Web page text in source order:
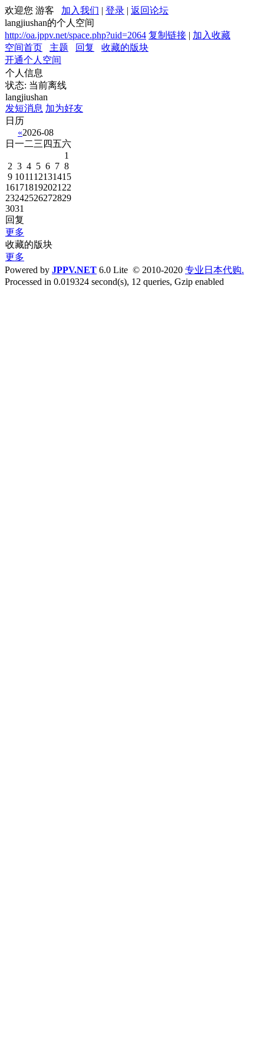
欢迎您 游客 加入我们 | 登录 | 返回论坛
langjiushan的个人空间
http://oa.jppv.net/space.php?uid=2064 复制链接 | 加入收藏
空间首页
主题 回复
收藏的版块
开通个人空间
个人信息
状态: 当前离线
langjiushan
发短消息 加为好友
日历
«2026-08
日 一二三 四五六
1
2 3 4 5 6 7 8
9 1011 12131415
161718192021 22
23242526272829
3031
回复
更多
收藏的版块
更多
Powered by JPPV.NET 6.0 Lite © 2010-2020 专业日本代购.
Processed in 0.019324 second(s), 12 queries, Gzip enabled